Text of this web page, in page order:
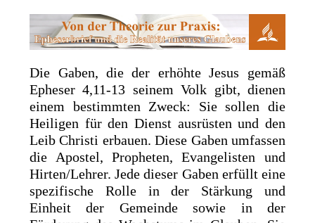
Die Gaben, die der erhöhte Jesus gemäß
Epheser 4,11-13 seinem Volk gibt, dienen
einem bestimmten Zweck: Sie sollen die
Heiligen für den Dienst ausrüsten und den
Leib Christi erbauen. Diese Gaben umfassen
die Apostel, Propheten, Evangelisten und
Hirten/Lehrer. Jede dieser Gaben erfüllt eine
spezifische Rolle in der Stärkung und
Einheit der Gemeinde sowie in der